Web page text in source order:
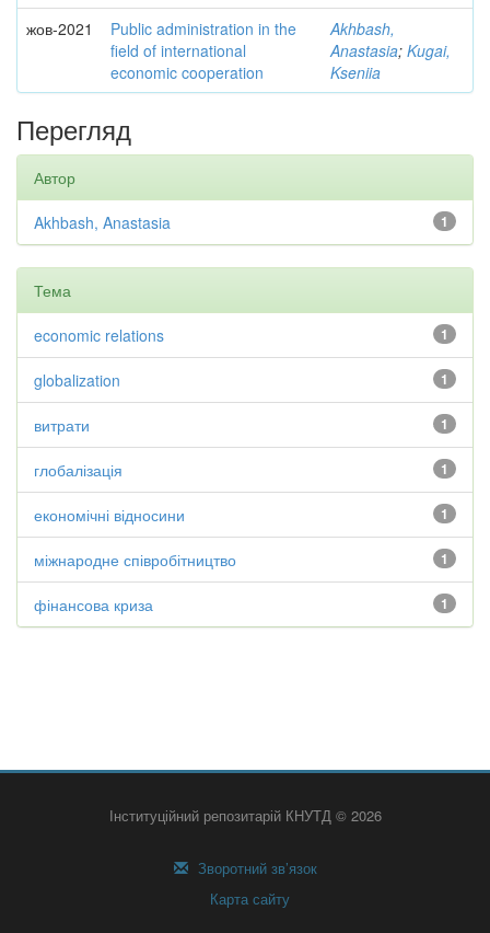
жов-2021
Public administration in the
field of international
economic cooperation
Akhbash,
Anastasia; Kugai,
Kseniia
Перегляд
Автор
1
Akhbash, Anastasia
Тема
1
economic relations
1
globalization
1
витрати
1
глобалізація
1
економічні відносини
1
міжнародне співробітництво
1
фінансова криза
Інституційний репозитарій КНУТД © 2026
Зворотний зв’язок
Карта сайту